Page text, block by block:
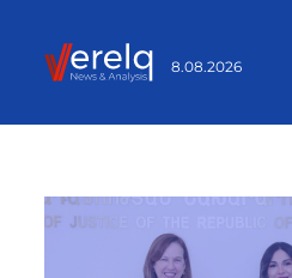
8.08.2026